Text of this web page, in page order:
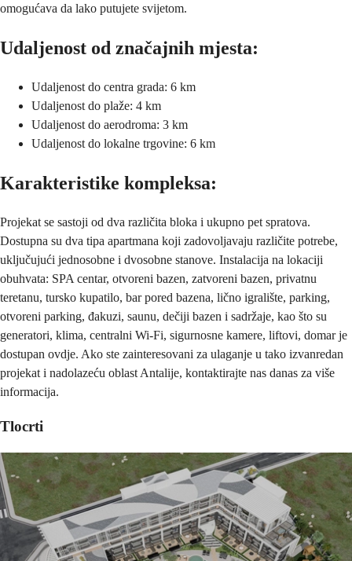
omogućava da lako putujete svijetom.
Udaljenost od značajnih mjesta:
Udaljenost do centra grada: 6 km
Udaljenost do plaže: 4 km
Udaljenost do aerodroma: 3 km
Udaljenost do lokalne trgovine: 6 km
Karakteristike kompleksa:
Projekat se sastoji od dva različita bloka i ukupno pet spratova.
Dostupna su dva tipa apartmana koji zadovoljavaju različite potrebe,
uključujući jednosobne i dvosobne stanove. Instalacija na lokaciji
obuhvata: SPA centar, otvoreni bazen, zatvoreni bazen, privatnu
teretanu, tursko kupatilo, bar pored bazena, lično igralište, parking,
otvoreni parking, đakuzi, saunu, dečiji bazen i sadržaje, kao što su
generatori, klima, centralni Wi-Fi, sigurnosne kamere, liftovi, domar je
dostupan ovdje. Ako ste zainteresovani za ulaganje u tako izvanredan
projekat i nadolazeću oblast Antalije, kontaktirajte nas danas za više
informacija.
Tlocrti